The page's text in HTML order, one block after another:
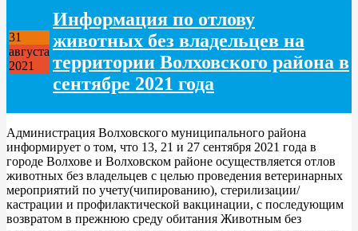
31
августа
2021
Информация по отлову
животных без владельцев на
территории Волховского района в
сентябре 2021 года
Администрация Волховского муниципального района
информирует о том, что 13, 21 и 27 сентября 2021 года в
городе Волхове и Волховском районе осуществляется отлов
животных без владельцев с целью проведения ветеринарных
мероприятий по учету(чипированию), стерилизации/
кастрации и профилактической вакцинации, с последующим
возвратом в прежнюю среду обитания Животным без